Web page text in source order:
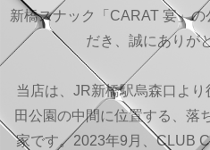
新橋スナック「CARAT 宴」
だき、誠にありが
当店は、JR新橋駅烏森口よ
田公園の中間に位置する、落
家です。2023年9月、CLUB